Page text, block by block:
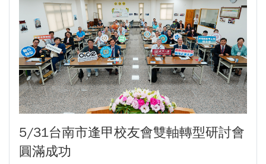
5/31台南市逢甲校友會雙軸轉型研討會
圓滿成功